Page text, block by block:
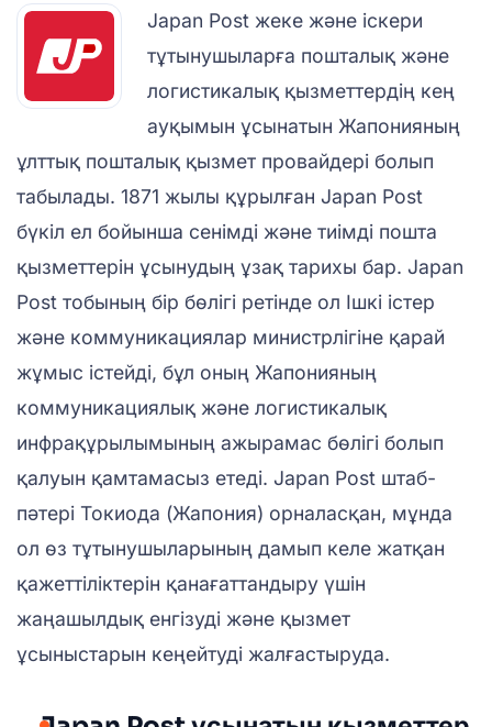
Japan Post жеке және іскери
тұтынушыларға пошталық және
логистикалық қызметтердің кең
ауқымын ұсынатын Жапонияның
ұлттық пошталық қызмет провайдері болып
табылады. 1871 жылы құрылған Japan Post
бүкіл ел бойынша сенімді және тиімді пошта
қызметтерін ұсынудың ұзақ тарихы бар. Japan
Post тобының бір бөлігі ретінде ол Ішкі істер
және коммуникациялар министрлігіне қарай
жұмыс істейді, бұл оның Жапонияның
коммуникациялық және логистикалық
инфрақұрылымының ажырамас бөлігі болып
қалуын қамтамасыз етеді. Japan Post штаб-
пәтері Токиода (Жапония) орналасқан, мұнда
ол өз тұтынушыларының дамып келе жатқан
қажеттіліктерін қанағаттандыру үшін
жаңашылдық енгізуді және қызмет
ұсыныстарын кеңейтуді жалғастыруда.